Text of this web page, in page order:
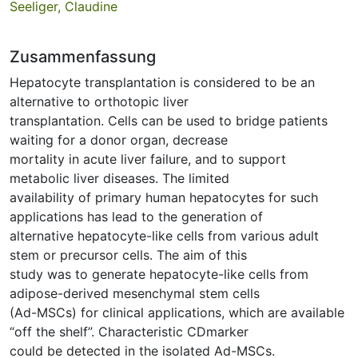
Seeliger, Claudine
Zusammenfassung
Hepatocyte transplantation is considered to be an
alternative to orthotopic liver
transplantation. Cells can be used to bridge patients
waiting for a donor organ, decrease
mortality in acute liver failure, and to support
metabolic liver diseases. The limited
availability of primary human hepatocytes for such
applications has lead to the generation of
alternative hepatocyte-like cells from various adult
stem or precursor cells. The aim of this
study was to generate hepatocyte-like cells from
adipose-derived mesenchymal stem cells
(Ad-MSCs) for clinical applications, which are available
“off the shelf”. Characteristic CDmarker
could be detected in the isolated Ad-MSCs.